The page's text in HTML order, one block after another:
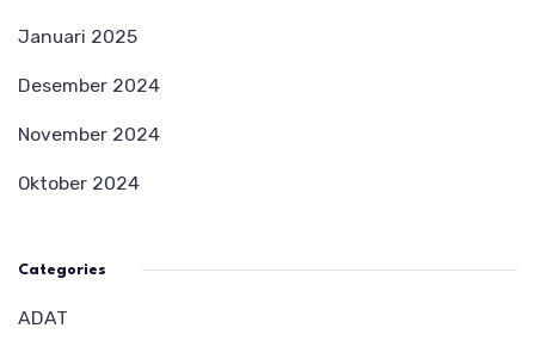
Januari 2025
Desember 2024
November 2024
Oktober 2024
Categories
ADAT